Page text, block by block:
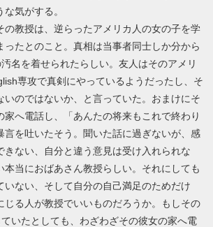
気がする。
の教授は、逆らったアメリカ人の女の子を学
ったとのこと。真相は当事者同士しか分から
名を着せられたらしい。友人はそのアメリ
専攻で真剣にやっているようだったし、そ
いのではないか、と言っていた。おまけにそ
家へ電話し、「あんたの将来もこれで終わり
言を吐いたそう。聞いた話に過ぎないが、感
きない、自分と違う意見は受け入れられな
本当におばあさん教授らしい。それにしても
いない、そして自分の自己満足のためだけ
じる人が教授でいいものだろうか。もしその
いたとしても、わざわざその彼女の家へ電